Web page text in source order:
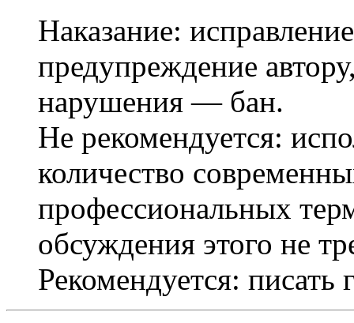
Наказание:
предупреждение
нарушения — бан.
Не рекомендуется:
количество
профессиональных
обсуждения этого не
Рекомендуется: писать